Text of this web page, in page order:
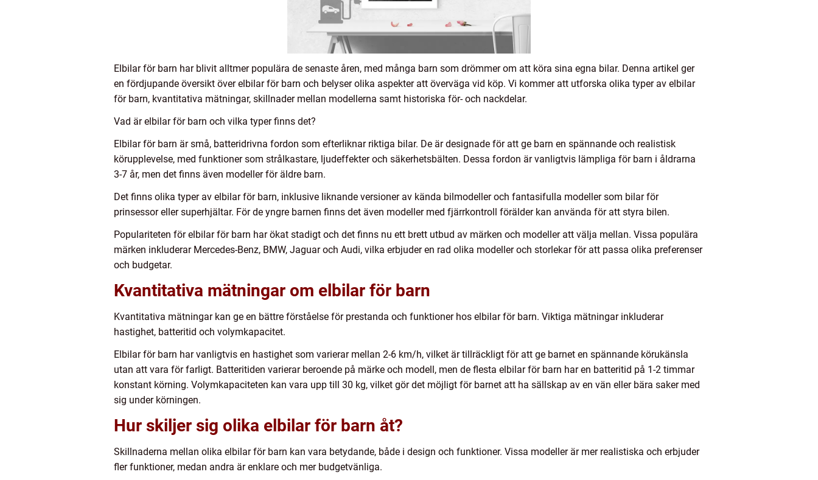
Elbilar för barn har blivit alltmer populära de senaste åren, med många barn som drömmer om att köra sina egna bilar. Denna artikel ger
en fördjupande översikt över elbilar för barn och belyser olika aspekter att överväga vid köp. Vi kommer att utforska olika typer av elbilar
för barn, kvantitativa mätningar, skillnader mellan modellerna samt historiska för- och nackdelar.
Vad är elbilar för barn och vilka typer finns det?
Elbilar för barn är små, batteridrivna fordon som efterliknar riktiga bilar. De är designade för att ge barn en spännande och realistisk
körupplevelse, med funktioner som strålkastare, ljudeffekter och säkerhetsbälten. Dessa fordon är vanligtvis lämpliga för barn i åldrarna
3-7 år, men det finns även modeller för äldre barn.
Det finns olika typer av elbilar för barn, inklusive liknande versioner av kända bilmodeller och fantasifulla modeller som bilar för
prinsessor eller superhjältar. För de yngre barnen finns det även modeller med fjärrkontroll förälder kan använda för att styra bilen.
Populariteten för elbilar för barn har ökat stadigt och det finns nu ett brett utbud av märken och modeller att välja mellan. Vissa populära
märken inkluderar Mercedes-Benz, BMW, Jaguar och Audi, vilka erbjuder en rad olika modeller och storlekar för att passa olika preferenser
och budgetar.
Kvantitativa mätningar om elbilar för barn
Kvantitativa mätningar kan ge en bättre förståelse för prestanda och funktioner hos elbilar för barn. Viktiga mätningar inkluderar
hastighet, batteritid och volymkapacitet.
Elbilar för barn har vanligtvis en hastighet som varierar mellan 2-6 km/h, vilket är tillräckligt för att ge barnet en spännande körukänsla
utan att vara för farligt. Batteritiden varierar beroende på märke och modell, men de flesta elbilar för barn har en batteritid på 1-2 timmar
konstant körning. Volymkapaciteten kan vara upp till 30 kg, vilket gör det möjligt för barnet att ha sällskap av en vän eller bära saker med
sig under körningen.
Hur skiljer sig olika elbilar för barn åt?
Skillnaderna mellan olika elbilar för barn kan vara betydande, både i design och funktioner. Vissa modeller är mer realistiska och erbjuder
fler funktioner, medan andra är enklare och mer budgetvänliga.